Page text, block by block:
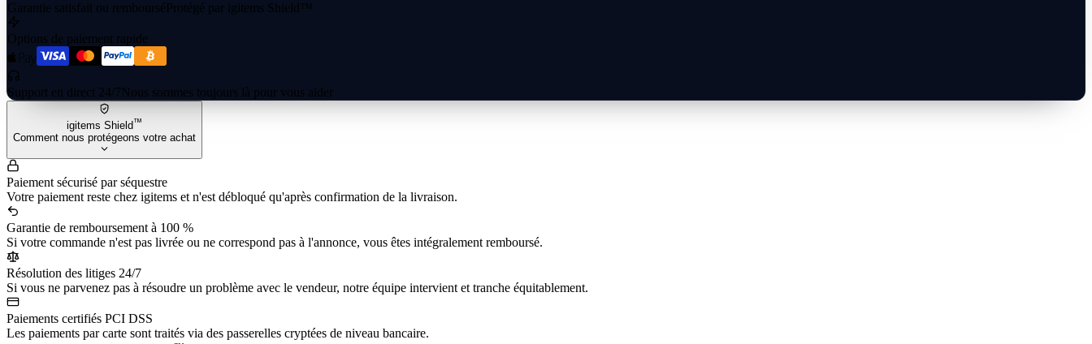
Garantie satisfait ou rembourséProtégé par igitems Shield™
Options de paiement rapide
Support en direct 24/7Nous sommes toujours là pour vous aider
igitems Shield™
Comment nous protégeons votre achat
Paiement sécurisé par séquestre
Votre paiement reste chez igitems et n'est débloqué qu'après confirmation de la livraison.
Garantie de remboursement à 100 %
Si votre commande n'est pas livrée ou ne correspond pas à l'annonce, vous êtes intégralement remboursé.
Résolution des litiges 24/7
Si vous ne parvenez pas à résoudre un problème avec le vendeur, notre équipe intervient et tranche équitablement.
Paiements certifiés PCI DSS
Les paiements par carte sont traités via des passerelles cryptées de niveau bancaire.